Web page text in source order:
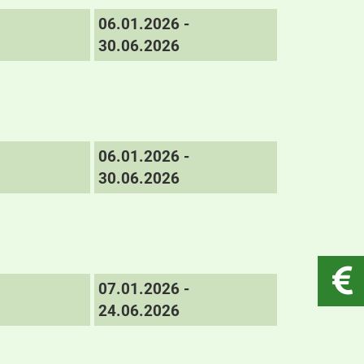
06.01.2026 -
30.06.2026
06.01.2026 -
30.06.2026
07.01.2026 -
24.06.2026